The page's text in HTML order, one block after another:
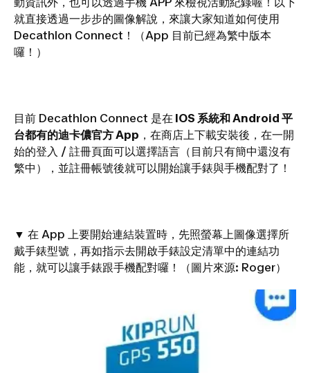
就直接透過一步步的圖像解說，來讓大家知道如何使用
Decathlon Connect！（App 目前已經為繁中版本
囉！）
目前 Decathlon Connect 是在 IOS 系統和 Android 平
台都有的迪卡儂官方 App ，在商店上下載安裝後，在一開
始的登入 / 註冊頁面可以選擇語言（目前只有簡中還沒有
繁中），並註冊帳號後就可以開始讓手錶與手機配對了！
▼ 在 App 上要開始連結裝置時，先照螢幕上圖像選擇所
戴手錶型號，再如指示去開啟手錶設定清單中的連結功
能，就可以讓手錶跟手機配對囉！（圖片來源: Roger）